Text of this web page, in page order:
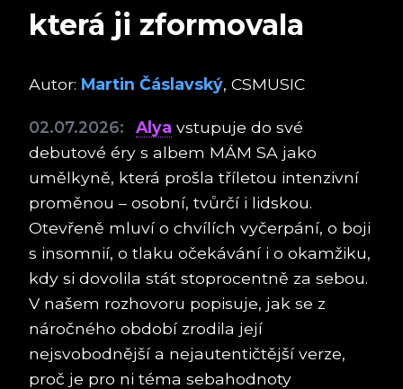
která ji zformovala
Autor: Martin Čáslavský, CSMUSIC
02.07.2026: Alya vstupuje do své
debutové éry s albem MÁM SA jako
umělkyně, která prošla tříletou intenzivní
proměnou – osobní, tvůrčí i lidskou.
Otevřeně mluví o chvílích vyčerpání, o boji
s insomnií, o tlaku očekávání i o okamžiku,
kdy si dovolila stát stoprocentně za sebou.
V našem rozhovoru popisuje, jak se z
náročného období zrodila její
nejsvobodnější a nejautentičtější verze,
proč je pro ni téma sebahodnoty